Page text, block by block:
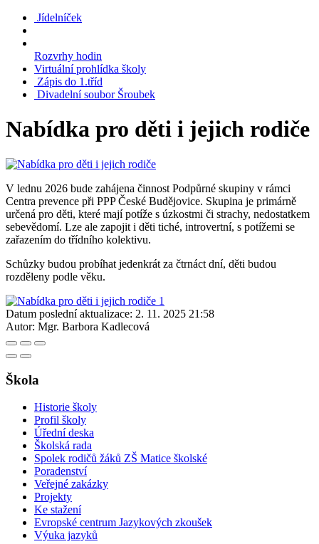
Jídelníček
Rozvrhy hodin
Virtuální prohlídka školy
Zápis do 1.tříd
Divadelní soubor Šroubek
Nabídka pro děti i jejich rodiče
V lednu 2026 bude zahájena činnost Podpůrné skupiny v rámci
Centra prevence při PPP České Budějovice. Skupina je primárně
určená pro děti, které mají potíže s úzkostmi či strachy, nedostatkem
sebevědomí. Lze ale zapojit i děti tiché, introvertní, s potížemi se
zařazením do třídního kolektivu.
Schůzky budou probíhat jedenkrát za čtrnáct dní, děti budou
rozděleny podle věku.
Datum poslední aktualizace: 2. 11. 2025 21:58
Autor: Mgr. Barbora Kadlecová
Škola
Historie školy
Profil školy
Úřední deska
Školská rada
Spolek rodičů žáků ZŠ Matice školské
Poradenství
Veřejné zakázky
Projekty
Ke stažení
Evropské centrum Jazykových zkoušek
Výuka jazyků